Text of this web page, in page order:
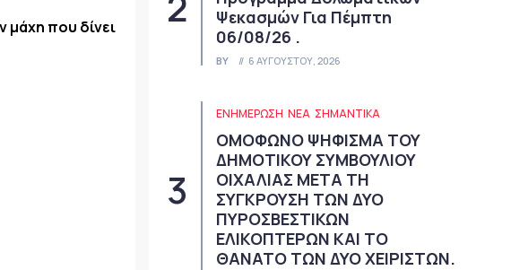
που δίνει
Ψεκασμών Για Πέμπτη
06/08/26 .
BY 6 ΑΥΓΟΎΣΤΟΥ, 2026
ΕΝΗΜΕΡΩΣΗ ΝΈΑ ΣΗΜΑΝΤΙΚΆ
ΟΜΟΦΩΝΟ ΨΗΦΙΣΜΑ ΤΟΥ
ΔΗΜΟΤΙΚΟΥ ΣΥΜΒΟΥΛΙΟΥ
ΟΙΧΑΛΙΑΣ ΜΕΤΑ ΤΗ
ΣΥΓΚΡΟΥΣΗ ΤΩΝ ΔΥΟ
ΠΥΡΟΣΒΕΣΤΙΚΩΝ
ΕΛΙΚΟΠΤΕΡΩΝ ΚΑΙ ΤΟ
ΘΑΝΑΤΟ ΤΩΝ ΔΥΟ ΧΕΙΡΙΣΤΩΝ.